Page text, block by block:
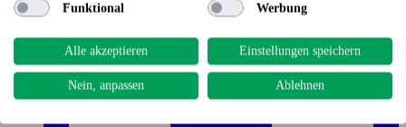
Funktional Werbung
Alle akzeptieren Einstellungen speichern
Nein, anpassen Ablehnen